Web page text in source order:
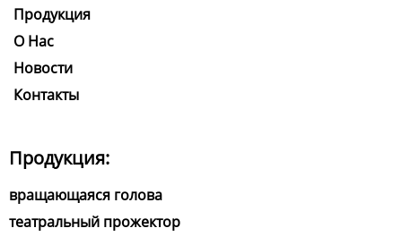
Продукция
О Нас
Новости
Контакты
Продукция:
вращающаяся голова
театральный прожектор